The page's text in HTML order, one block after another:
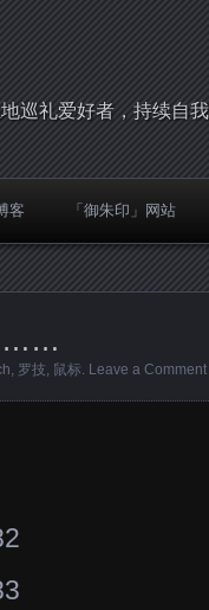
巡礼爱好者，持续自
客 「御朱印」网站
……
, 罗技, 鼠标. Leave a Comment